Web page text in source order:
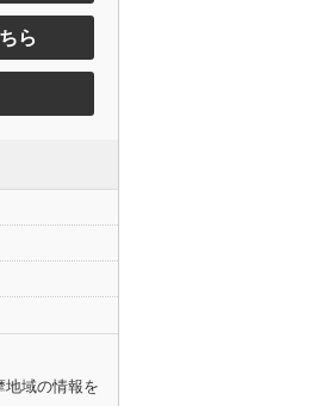
ら
地域の情報を